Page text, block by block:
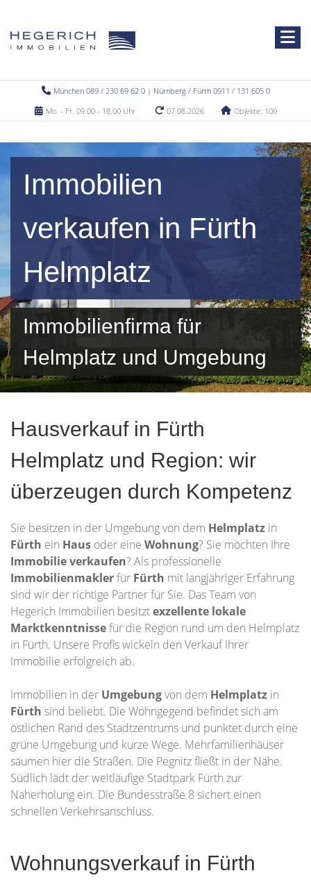
München 089 / 230 69 62 0 | Nürnberg / Fürth 0911 / 131 605 0
Mo. - Fr. 09.00 - 18.00 Uhr
07.08.2026 Objekte: 100
Immobilien
verkaufen in Fürth
Helmplatz
Immobilienfirma für
Helmplatz und Umgebung
Hausverkauf in Fürth
Helmplatz und Region: wir
überzeugen durch Kompetenz
Sie besitzen in der Umgebung von dem Helmplatz in
Fürth ein Haus oder eine Wohnung? Sie möchten Ihre
Immobilieverkaufen? Als professionelle
Immobilienmaklerfür Fürth mit langjähriger Erfahrung
sind wir der richtige Partner für Sie. Das Team von
Hegerich Immobilien besitztexzellente lokale
Marktkenntnissefür die Region rund um den Helmplatz
in Fürth. Unsere Profis wickeln den Verkauf Ihrer
Immobilie erfolgreich ab.
Immobilien in der Umgebungvon dem Helmplatz in
Fürth sind beliebt. Die Wohngegend befindet sich am
östlichen Rand des Stadtzentrums und punktet durch eine
grüne Umgebung und kurze Wege. Mehrfamilienhäuser
säumen hier die Straßen. Die Pegnitz fließt in der Nähe.
Südlich lädt der weitläufige Stadtpark Fürth zur
Naherholung ein. Die Bundesstraße 8 sichert einen
schnellen Verkehrsanschluss.
Wohnungsverkauf in Fürth